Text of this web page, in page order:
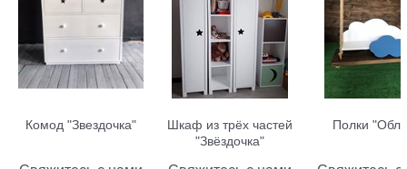
Комод "Звездочка"
Шкаф из трёх частей
"Звёздочка"
Полки